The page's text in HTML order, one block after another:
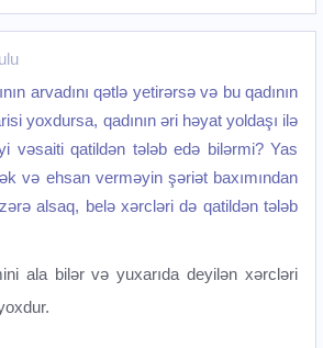
arvadını qətlə yetirərsə və bu qadının
yoxdursa, qadının əri həyat yoldaşı ilə
vəsaiti qatildən tələb edə bilərmi? Yas
və ehsan verməyin şəriət baxımından
alsaq, belə xərcləri də qatildən tələb
ala bilər və yuxarıda deyilən xərcləri